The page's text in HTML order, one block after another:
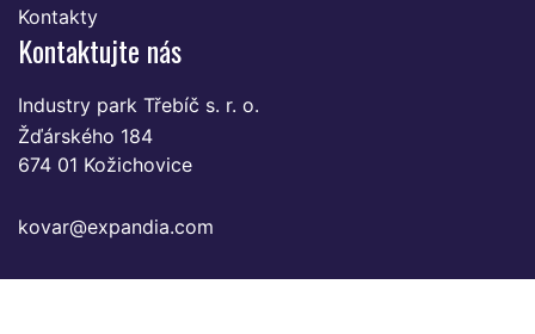
Kontakty
Kontaktujte nás
Industry park Třebíč s. r. o.
Žďárského 184
674 01 Kožichovice
kovar@expandia.com